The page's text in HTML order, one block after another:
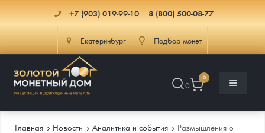
+7 (903) 019-99-10 8 (800) 500-08-77
Екатеринбург Подбор монет
0
0
Главная Новости Аналитика и события
Размышления о